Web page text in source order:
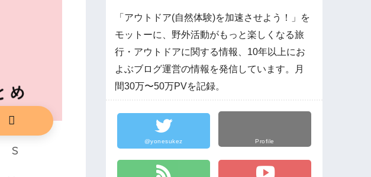
「アウトドア(自然体験)を加速させよう！」を
モットーに、野外活動がもっと楽しくなる旅
行・アウトドアに関する情報、10年以上にお
よぶブログ運営の情報を発信しています。月
間30万〜50万PVを記録。
@yonesukez Profile